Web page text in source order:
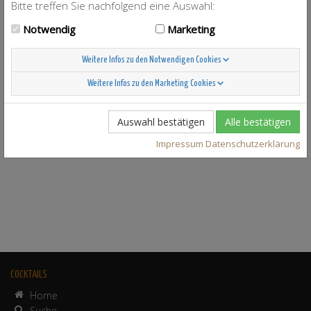
COCKTAILS
Home
Bitte treffen Sie nachfolgend eine Auswahl:
Notwendig
Marketing
Weitere Infos zu den Notwendigen Cookies
Weitere Infos zu den Marketing Cookies
Auswahl bestätigen Alle bestätigen
Impressum Datenschutzerklärung